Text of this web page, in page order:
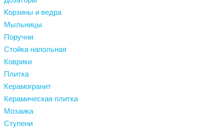
Корзины и ведра
Мыльницы
Поручни
Стойка напольная
Коврики
Плитка
Керамогранит
Керамическая плитка
Мозаика
Ступени